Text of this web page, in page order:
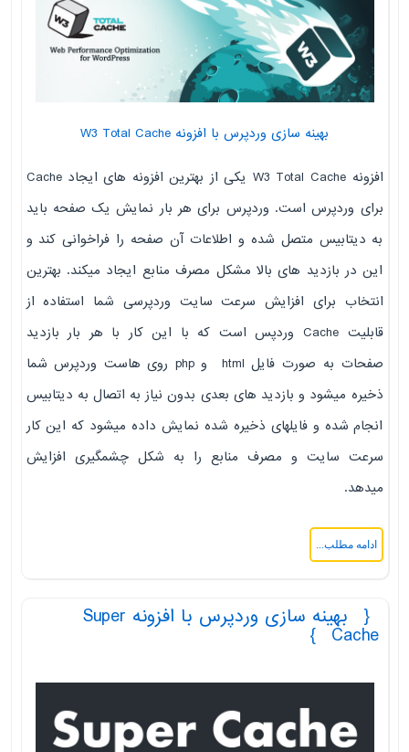
بهینه سازی وردپرس با افزونه W3 Total Cache
افزونه W3 Total Cache یکی از بهترین افزونه های ایجاد Cache
برای وردپرس است. وردپرس برای هر بار نمایش یک صفحه باید
به دیتابیس متصل شده و اطلاعات آن صفحه را فراخوانی کند و
این در بازدید های بالا مشکل مصرف منابع ایجاد میکند. بهترین
انتخاب برای افزایش سرعت سایت وردپرسی شما استفاده از
قابلیت Cache وردپس است که با این کار با هر بار بازدید
صفحات به صورت فایل html و php روی هاست وردپرس شما
ذخیره میشود و بازدید های بعدی بدون نیاز به اتصال به دیتابیس
انجام شده و فایلهای ذخیره شده نمایش داده میشود که این کار
سرعت سایت و مصرف منابع را به شکل چشمگیری افزایش
میدهد.
ادامه مطلب...
بهینه سازی وردپرس با افزونه Super
Cache